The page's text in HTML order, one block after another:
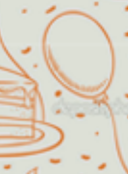
Algodão
O Algodão Doce